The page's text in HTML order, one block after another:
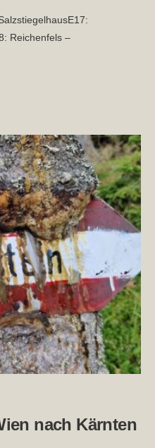
Reichenfels –
nach Kärnten